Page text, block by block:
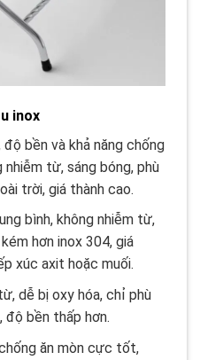
inox
bền và khả năng chống
từ, sáng bóng, phù
trời, giá thành cao.
bình, không nhiễm từ,
hơn inox 304, giá
xúc axit hoặc muối.
dễ bị oxy hóa, chỉ phù
độ bền thấp hơn.
ăn mòn cực tốt,